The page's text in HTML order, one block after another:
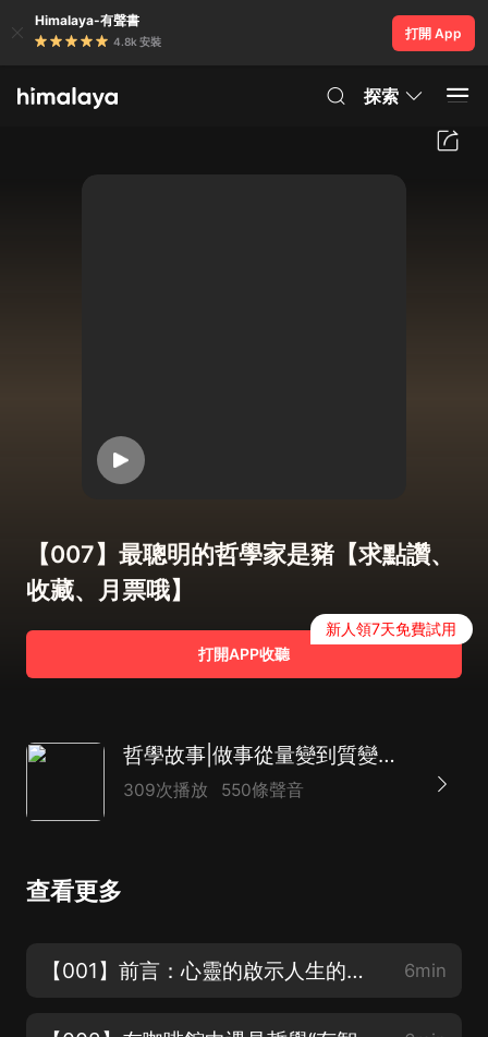
Himalaya-有聲書
4.8k 安裝
打開 App
探索
【007】最聰明的哲學家是豬【求點讚、
收藏、月票哦】
打開APP收聽
新人領7天免費試用
哲學故事|做事從量變到質變的智慧|老莊與亞里士多德
309次播放 550條聲音
查看更多
【001】前言：心靈的啟示人生的智慧【歡迎訂閱、點讚、收藏、分享哦】 6min